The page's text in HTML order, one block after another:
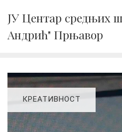
content
ЈУ Центар средњих
Андрић" Прњавор
КРЕАТИВНОСТ